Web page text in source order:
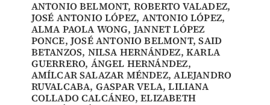
ANTONIO BELMONT, ROBERTO VALADEZ,
JOSÉ ANTONIO LÓPEZ, ANTONIO LÓPEZ,
ALMA PAOLA WONG, JANNET LÓPEZ
PONCE, JOSÉ ANTONIO BELMONT,SAID
BETANZOS, NILSA HERNÁNDEZ, KARLA
GUERRERO, ÁNGEL HERNÁNDEZ,
AMÍLCAR SALAZAR MÉNDEZ,ALEJANDRO
RUVALCABA, GASPAR VELA,LILIANA
COLLADO CALCÁNEO,ELIZABETH